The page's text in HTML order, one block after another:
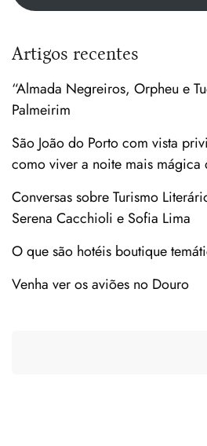
Artigos recentes
“Almada Negreiros, Orpheu e
Palmeirim
São João do Porto com vista
como viver a noite mais mágica
Conversas sobre Turismo
Serena Cacchioli e Sofia Lima
O que são hotéis boutique
Venha ver os aviões no Douro